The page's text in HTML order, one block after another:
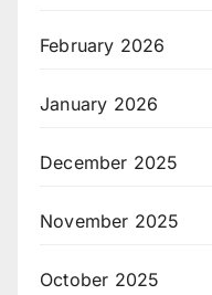
February 2026
January 2026
December 2025
November 2025
October 2025